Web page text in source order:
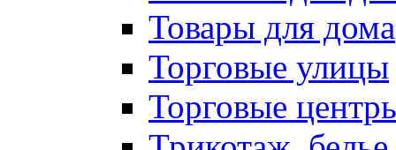
Товары для дома
Торговые улицы
Торговые